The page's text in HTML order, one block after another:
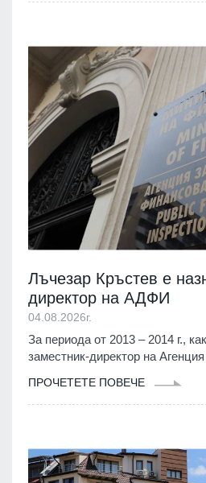
Лъчезар Кръстев е
директор на АДФИ
04.08.2026г.
За периода от 2013 – 2014 г.,
заместник-директор на
ПРОЧЕТЕТЕ ПОВЕЧЕ